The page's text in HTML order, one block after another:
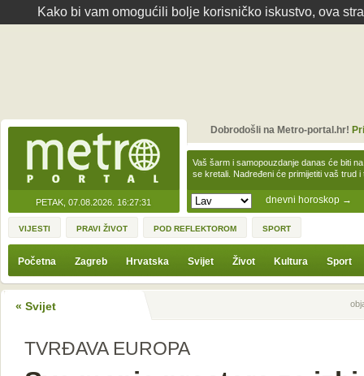
Kako bi vam omogućili bolje korisničko iskustvo, ova
PETAK, 07.08.2026. 16:27:31 dnevni horoskop →
Vaš šarm i samopouzdanje danas će biti
se kretali. Nadređeni će primijetiti vaš trud
Dobrodošli na Metro-portal.hr!
VIJESTI PRAVI ŽIVOT POD REFLEKTOROM SPORT
Početna Zagreb Hrvatska Svijet Život Kultura Sport
« Svijet Prethodna
TVRĐAVA EUROPA